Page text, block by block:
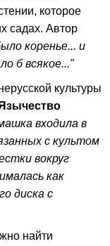
которое
садах. Автор
коренье... и
б всякое..."
культуры
входила в
с культом
вокруг
как
диска с
найти